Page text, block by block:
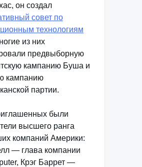
он создал
совет по
технологиям
из них
предвыборную
кампанию Буша и
кампанию
партии.
были
высшего ранга
компаний Америки:
— глава компании
Крэг Баррет —